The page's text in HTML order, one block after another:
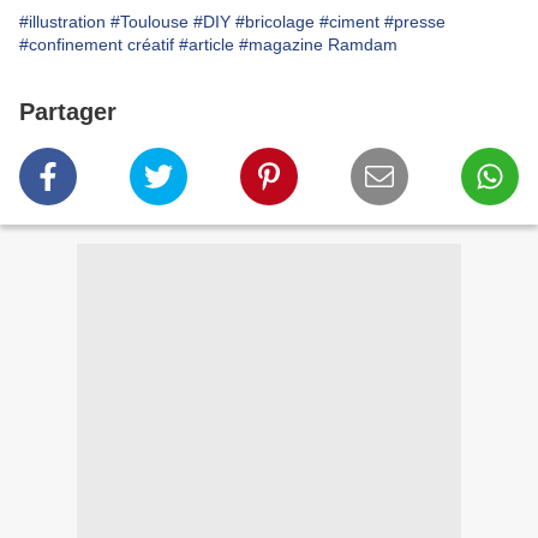
#illustration #Toulouse #DIY #bricolage #ciment #presse
#confinement créatif #article #magazine Ramdam
Partager